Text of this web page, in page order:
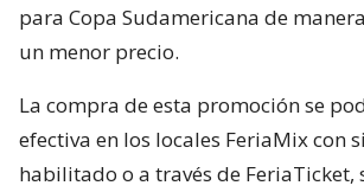
para Copa Sudamericana de
un menor precio.
La compra de esta promoción se
efectiva en los locales FeriaMix con
habilitado o a través de FeriaTicket,